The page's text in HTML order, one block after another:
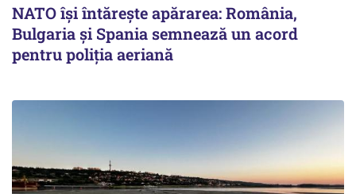
NATO își întărește apărarea: România,
Bulgaria și Spania semnează un acord
pentru poliția aeriană